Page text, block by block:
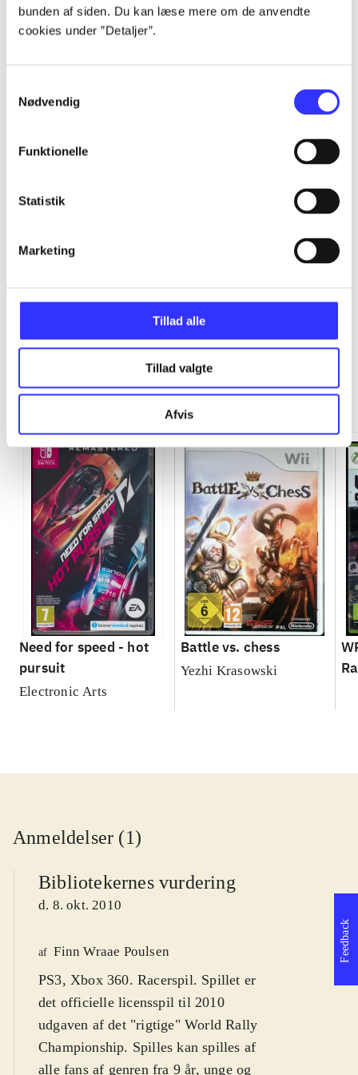
bunden af siden. Du kan læse mere om de anvendte
cookies under ”Detaljer”.
Nødvendig
Funktionelle
Statistik
Marketing
Tillad alle
Tillad valgte
Afvis
Alle registrerede artikler fordelt på udgivelser
Minder om
Need for speed - hot
pursuit
Electronic Arts
Battle vs. chess
Yezhi Krasowski
Anmeldelser (1)
Bibliotekernes vurdering
d. 8. okt. 2010
af Finn Wraae Poulsen
PS3, Xbox 360. Racerspil. Spillet er
det officielle licensspil til 2010
udgaven af det "rigtige" World Rally
Championship. Spilles kan spilles af
alle fans af genren fra 9 år, unge og
Feedback